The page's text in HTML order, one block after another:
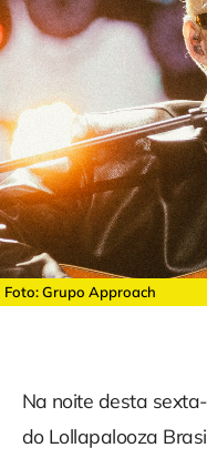
Foto: Grupo Approach
Na noite desta
do Lollapalooza